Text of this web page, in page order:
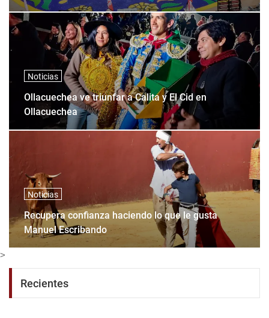
Noticias
Ollacuechea ve triunfar a Calita y El Cid en
Ollacuechea
Noticias
Recupera confianza haciendo lo que le gusta
Manuel Escribando
>
Recientes